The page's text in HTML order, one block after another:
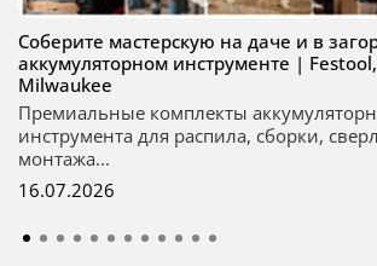
Соберите мастерскую на даче и в
аккумуляторном инструменте |
Milwaukee
Премиальные комплекты
инструмента для распила, сборки,
монтажа...
16.07.2026